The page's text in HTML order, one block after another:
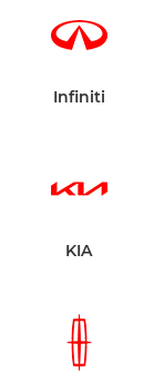
Infiniti
KIA